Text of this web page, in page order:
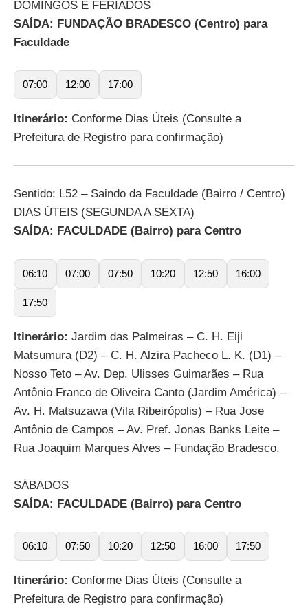
DOMINGOS E FERIADOS
SAÍDA: FUNDAÇÃO BRADESCO (Centro) para
Faculdade
07:00 12:00 17:00
Itinerário: Conforme Dias Úteis (Consulte a
Prefeitura de Registro para confirmação)
Sentido: L52 – Saindo da Faculdade (Bairro / Centro)
DIAS ÚTEIS (SEGUNDA A SEXTA)
SAÍDA: FACULDADE (Bairro) para Centro
06:10 07:00 07:50 10:20 12:50 16:00
17:50
Itinerário: Jardim das Palmeiras – C. H. Eiji
Matsumura (D2) – C. H. Alzira Pacheco L. K. (D1) –
Nosso Teto – Av. Dep. Ulisses Guimarães – Rua
Antônio Franco de Oliveira Canto (Jardim América) –
Av. H. Matsuzawa (Vila Ribeirópolis) – Rua Jose
Antônio de Campos – Av. Pref. Jonas Banks Leite –
Rua Joaquim Marques Alves – Fundação Bradesco.
SÁBADOS
SAÍDA: FACULDADE (Bairro) para Centro
06:10 07:50 10:20 12:50 16:00 17:50
Itinerário: Conforme Dias Úteis (Consulte a
Prefeitura de Registro para confirmação)